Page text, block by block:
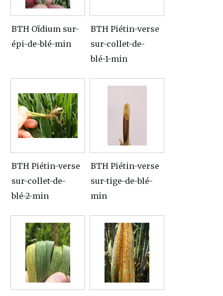
BTH Oïdium sur-
épi-de-blé-min
BTH Piétin-verse
sur-collet-de-
blé-1-min
BTH Piétin-verse
sur-collet-de-
blé-2-min
BTH Piétin-verse
sur-tige-de-blé-
min